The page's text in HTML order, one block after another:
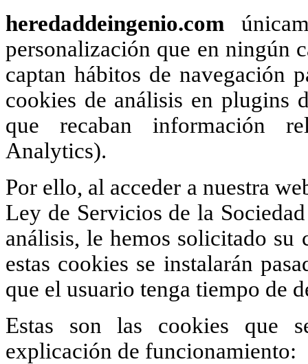
heredaddeingenio.com
personalización que en ningún
captan hábitos de navegación
cookies de análisis en plugins
que recaban información
Analytics).
Por ello, al acceder a nuestra
Ley de Servicios de la
análisis, le hemos solicitado su
estas cookies se instalarán
que el usuario tenga tiempo de
Estas son las cookies que
explicación de funcionamiento: